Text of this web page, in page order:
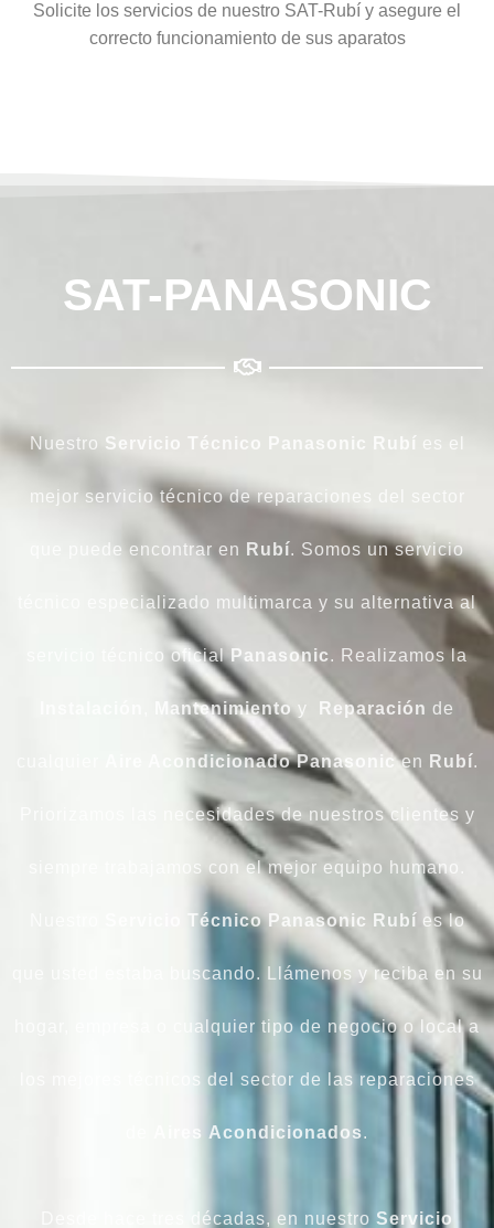
Solicite los servicios de nuestro SAT-Rubí y asegure el
correcto funcionamiento de sus aparatos
SAT-PANASONIC
Nuestro Servicio Técnico Panasonic Rubí es el
mejor servicio técnico de reparaciones del sector
que puede encontrar en Rubí. Somos un servicio
técnico especializado multimarca y su alternativa al
servicio técnico oficialPanasonic. Realizamos la
Mantenimientoy Reparación de
Aire Acondicionado Panasonicen Rubí.
Priorizamos las necesidades de nuestros clientes y
siempre trabajamos con el mejor equipo humano.
Servicio Técnico Panasonic Rubí es lo
que usted estaba buscando. Llámenos y reciba en su
hogar, empresa o cualquier tipo de negocio o local a
los mejores técnicos del sector de las reparaciones
Aires Acondicionados.
Desde hace tres décadas, en nuestro Servicio